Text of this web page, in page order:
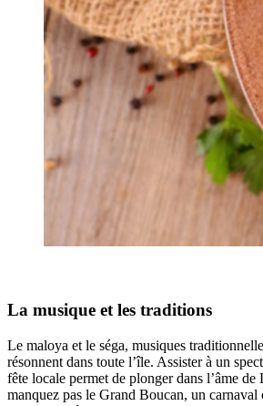
La musique et les traditions
Le maloya et le séga, musiques
résonnent dans toute l’île. Assister à un
fête locale permet de plonger dans l’âme
manquez pas le Grand Boucan, un